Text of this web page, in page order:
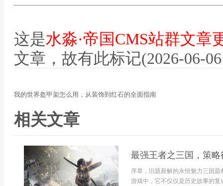
这是水淼·帝国CMS站群文章
文章，故有此标记(2026-06-
我的世界盔甲架怎么用，从装饰到红石的全面指南
相关文章
最强王者之三国，策
序章，旧题新解的永恒魅力三国
游戏中，它不仅仅是历史故事的